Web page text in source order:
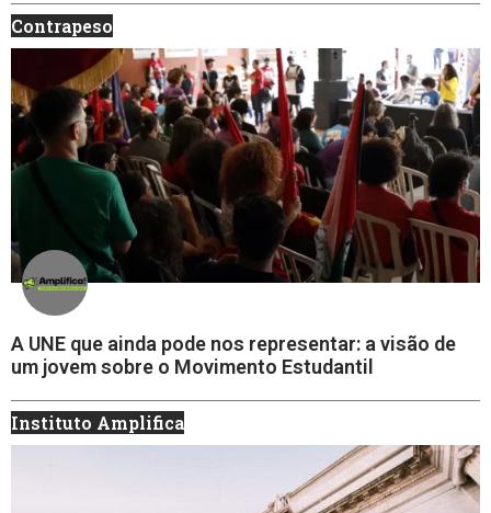
Contrapeso
A UNE que ainda pode nos representar: a visão de
um jovem sobre o Movimento Estudantil
Instituto Amplifica